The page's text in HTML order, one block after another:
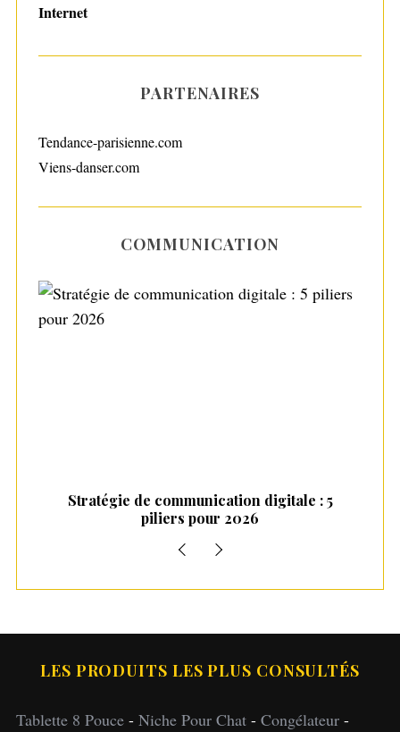
Internet
PARTENAIRES
Tendance-parisienne.com
Viens-danser.com
COMMUNICATION
Stratégie de communication digitale : 5
piliers pour 2026
LES PRODUITS LES PLUS CONSULTÉS
Tablette 8 Pouce- Niche Pour Chat- Congélateur-